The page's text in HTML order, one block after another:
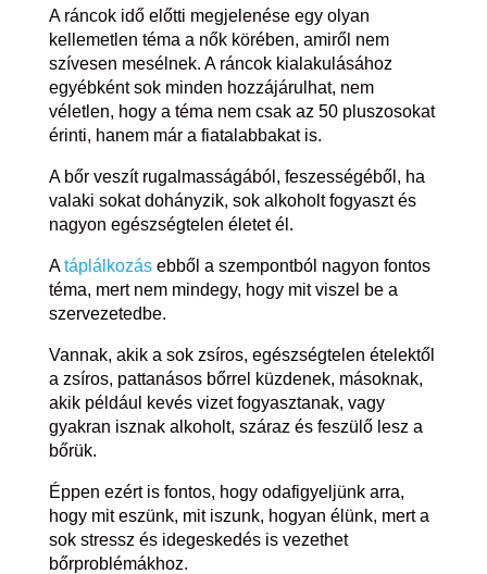
A ráncok idő előtti megjelenése egy olyan
kellemetlen téma a nők körében, amiről nem
szívesen mesélnek. A ráncok kialakulásához
egyébként sok minden hozzájárulhat, nem
véletlen, hogy a téma nem csak az 50 pluszosokat
érinti, hanem már a fiatalabbakat is.
A bőr veszít rugalmasságából, feszességéből, ha
valaki sokat dohányzik, sok alkoholt fogyaszt és
nagyon egészségtelen életet él.
Atáplálkozásebből a szempontból nagyon fontos
téma, mert nem mindegy, hogy mit viszel be a
szervezetedbe.
Vannak, akik a sok zsíros, egészségtelen ételektől
a zsíros, pattanásos bőrrel küzdenek, másoknak,
akik például kevés vizet fogyasztanak, vagy
gyakran isznak alkoholt, száraz és feszülő lesz a
bőrük.
Éppen ezért is fontos, hogy odafigyeljünk arra,
hogy mit eszünk, mit iszunk, hogyan élünk, mert a
sok stressz és idegeskedés is vezethet
bőrproblémákhoz.